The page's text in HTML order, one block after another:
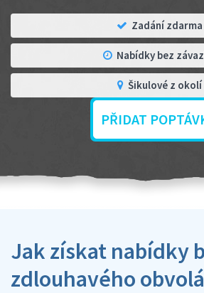
Zadání zdarma
Nabídky bez
Šikulové z okolí
PŘIDAT
Jak získat nabídky
zdlouhavého